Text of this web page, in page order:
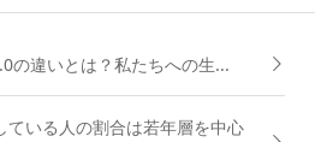
の違いとは？私たちへの生...
ている人の割合は若年層を中心